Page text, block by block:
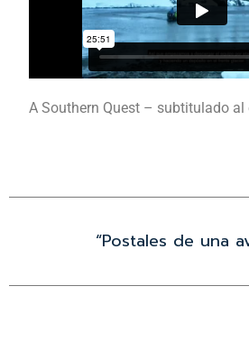
A Southern Quest – subtitulado al
“Postales de una